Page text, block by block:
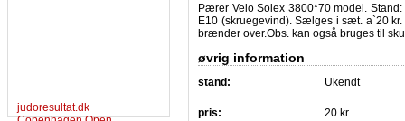
judoresultat.dk
Pærer Velo Solex 3800*70 model.
E10 (skruegevind). Sælges i sæt. a`20
brænder over.Obs. kan også bruges til
øvrig information
stand: Ukendt
pris: 20 kr.